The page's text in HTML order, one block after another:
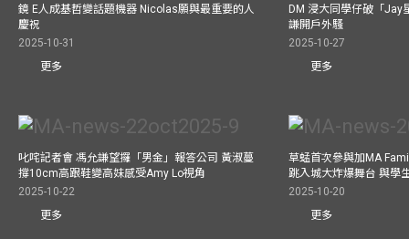
鏡 E人成基哲變話題機器 Nicolas願與最重要的人
慶祝
2025-10-31
更多
DM 浸大同學仔破「Jay
謙開戶外騷
2025-10-27
更多
叱咤記者會 馮允謙望攞「男金」報答公司 黃淑蔓
撐10cm高跟鞋變高妹感受Amy Lo視角
2025-10-22
更多
草蜢首次參與加MA
跳入城大炸爆舞台 與學
2025-10-20
更多